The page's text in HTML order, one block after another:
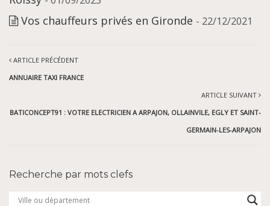
Vos chauffeurs privés en Gironde - 22/12/2021
ARTICLE PRÉCÉDENT
ANNUAIRE TAXI FRANCE
ARTICLE SUIVANT
BATICONCEPT91 : VOTRE ELECTRICIEN A ARPAJON, OLLAINVILE, EGLY ET SAINT-
GERMAIN-LES-ARPAJON
Recherche par mots clefs